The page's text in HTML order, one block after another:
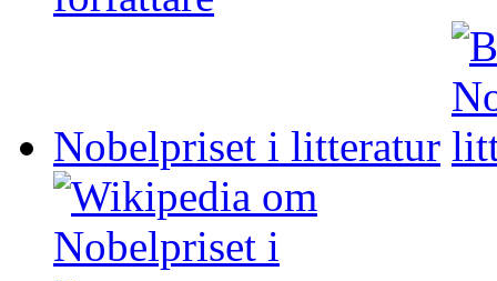
Nobelpriset i litteratur